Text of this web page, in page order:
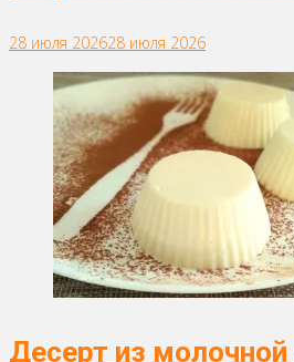
28 июля 202628 июля 2026
Десерт из